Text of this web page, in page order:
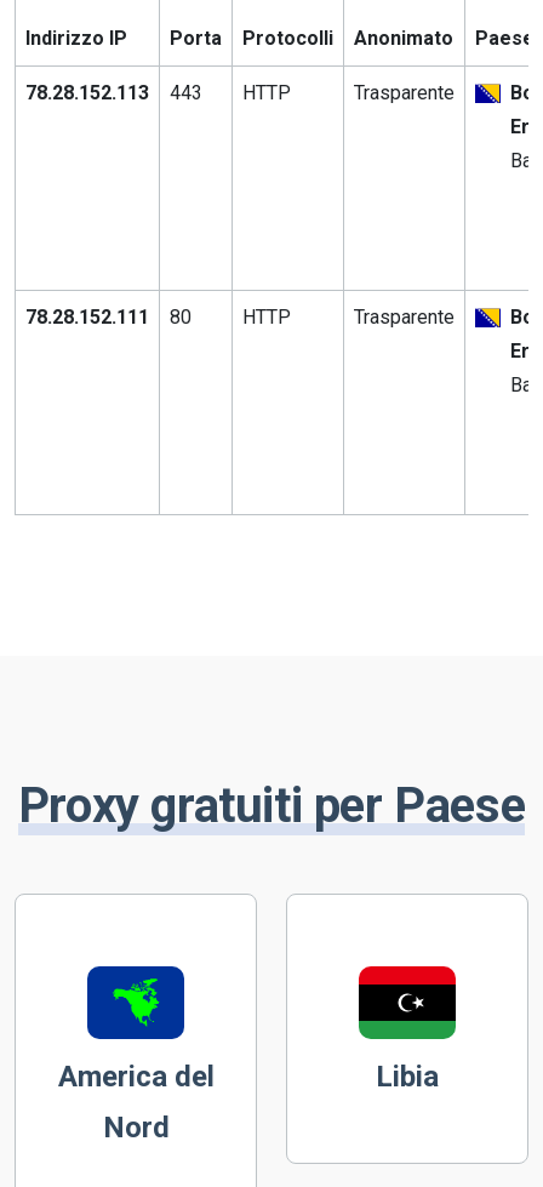
Indirizzo IP Porta Protocolli Anonimato Paese
78.28.152.113 443 HTTP Trasparente
78.28.152.111 80 HTTP Trasparente
Proxy gratuiti per Paese
America del
Nord
Libia